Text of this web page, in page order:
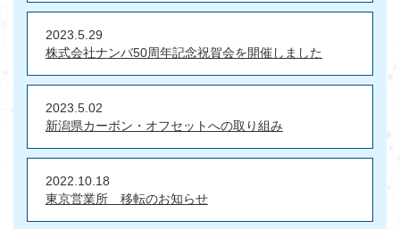
2023.5.29
株式会社ナンバ50周年記念祝賀会を開催しました
2023.5.02
新潟県カーボン・オフセットへの取り組み
2022.10.18
東京営業所 移転のお知らせ